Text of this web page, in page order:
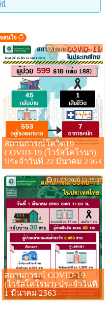
นี่
สนใจ
สถานการณ์โควิด19
COVID-19 (ไวรัสโคโรนา)
ประจำวันที่ 22 มีนาคม 2563
22/03/2020 16:12:11
สถานการณ์ COVID-19
(ไวรัสโคโรนา) ประจำวันที่
1 มีนาคม 2563
01/03/2020 12:35:37